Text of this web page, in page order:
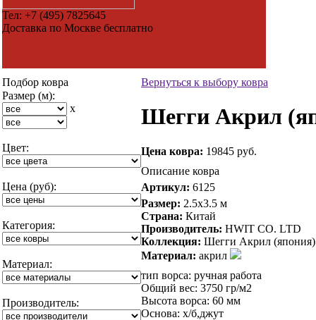
Тел: +7 (495) 7825645
Доставка по Москве бесплатно
Подбор ковра
Размер (м):
x
Цвет:
Цена (руб):
Категория:
Материал:
Производитель:
Вернуться к выбору ковра
Шегги Акрил
Цена ковра: 19845 руб.
Описание ковра
Артикул: 6125
Размер: 2.5x3.5 м
Страна: Китай
Производитель: HWIT CO. LTD
Коллекция: Шегги Акрил (япония)
Материал: акрил
тип ворса: ручная работа
Общий вес: 3750 гр/м2
Высота ворса: 60 мм
Основа: х/б,джут